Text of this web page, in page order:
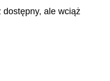
ale wciąż